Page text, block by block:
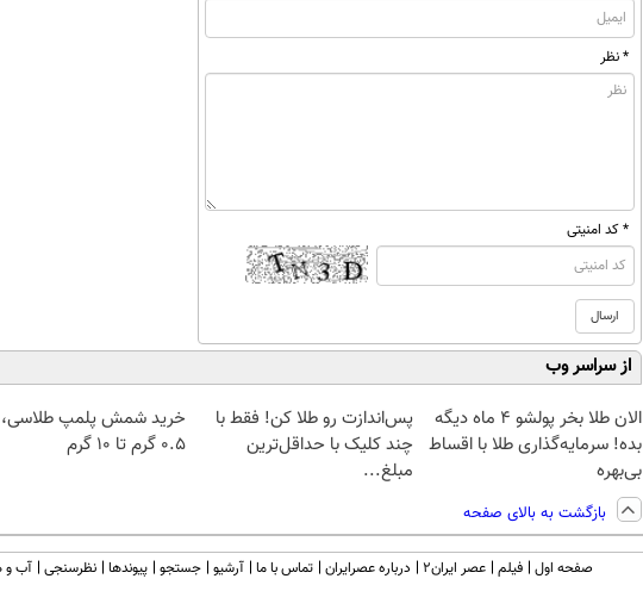
* نظر
* کد امنیتی
از سراسر وب
الان طلا بخر پولشو 4 ماه دیگه
بده! سرمایه‌گذاری طلا با اقساط
بی‌بهره
پس‌اندازت رو طلا کن! فقط با
چند کلیک با حداقل‌ترین
مبلغ...
خرید شمش پلمپ طلاسی،
۰.۵ گرم تا ۱۰ گرم
بازگشت به بالای صفحه
صفحه اول فیلم عصر ایران۲ درباره عصرایران تماس با ما آرشیو جستجو پیوندها نظرسنجی آب و